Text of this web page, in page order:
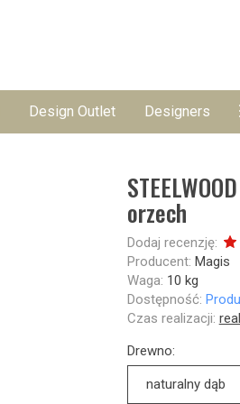
Design Outlet Designers
orzech
Dodaj recenzję:
Producent: Magis
Waga: 10 kg
Dostępność:
Czas realizacji:
Drewno:
naturalny dąb